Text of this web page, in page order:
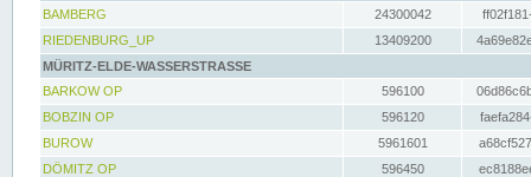
BAMBERG
24300042
RIEDENBURG_UP
13409200
MÜRITZ-ELDE-WASSERSTRASSE
BARKOW OP
596100
BOBZIN OP
596120
BUROW
5961601
DÖMITZ OP
596450